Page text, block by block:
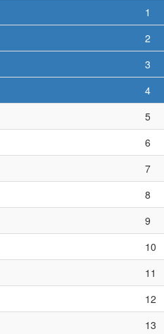
1
2
3
4
5
6
7
8
9
10
11
12
13